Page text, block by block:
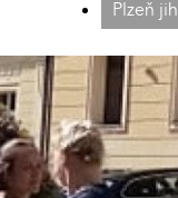
Plzeň jih